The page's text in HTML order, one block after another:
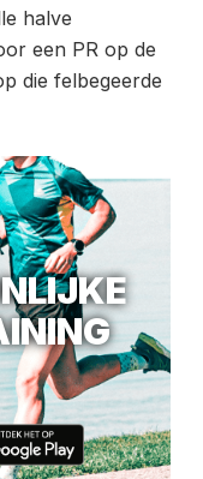
halve
een PR op de
die felbegeerde